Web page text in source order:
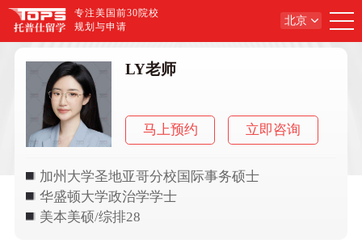
专注美国前30院校
规划与申请
北京
LY老师
马上预约 立即咨询
加州大学圣地亚哥分校国际事务硕士
华盛顿大学政治学学士
美本美硕/综排28